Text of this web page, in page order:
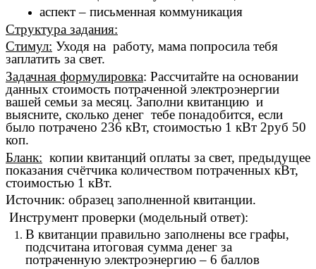
аспект – письменная коммуникация
Структура задания:
Стимул: Уходя на работу, мама попросила тебя
заплатить за свет.
Задачная формулировка: Рассчитайте на основании
данных стоимость потраченной электроэнергии
вашей семьи за месяц. Заполни квитанцию и
выясните, сколько денег тебе понадобится, если
было потрачено 236 кВт, стоимостью 1 кВт 2руб 50
коп.
Бланк: копии квитанций оплаты за свет, предыдущее
показания счётчика количеством потраченных кВт,
стоимостью 1 кВт.
Источник: образец заполненной квитанции.
Инструмент проверки (модельный ответ):
В квитанции правильно заполнены все графы,
подсчитана итоговая сумма денег за
потраченную электроэнергию – 6 баллов